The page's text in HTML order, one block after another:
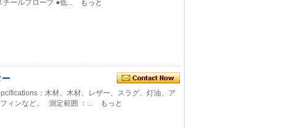
ールプローブ ●低...
もっと
ー
：木材、木材、レザー、スラグ、灯油、ア
ィンなど。 測定範囲 ：...
もっと